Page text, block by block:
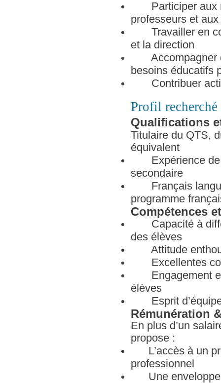
Participer aux
professeurs et
Travailler en
et la direction
Accompagner
besoins éducatifs
Contribuer
Profil recherché
Qualifications
Titulaire du QTS,
équivalent
Expérience de
secondaire
Français langue
programme
Compétences
Capacité à
des élèves
Attitude
Excellentes
Engagement en
élèves
Esprit d’équipe
Rémunération
En plus d’un
propose :
L’accès à un
professionnel
Une enveloppe